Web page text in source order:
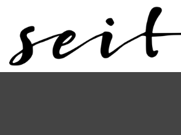
springen